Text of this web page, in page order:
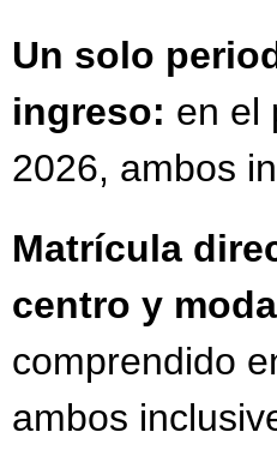
Un solo
ingreso: en el
2026, ambos
Matrícula
centro y
comprendido
ambos